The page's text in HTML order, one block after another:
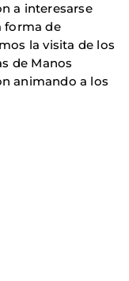
a interesarse
forma de
la visita de los
de Manos
animando a los